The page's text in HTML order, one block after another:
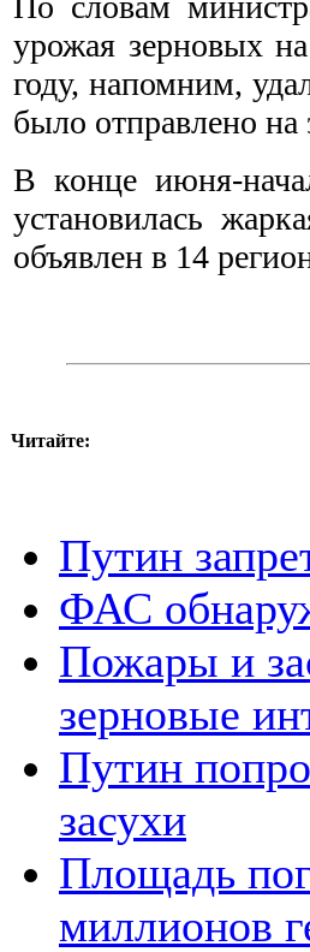
урожая зерновых
году, напомним,
было отправлено на
В конце июня-
установилась
объявлен в 14
Читайте:
Путин
ФАС
Пожары и
зерновые
Путин
засухи
Площадь
миллионов